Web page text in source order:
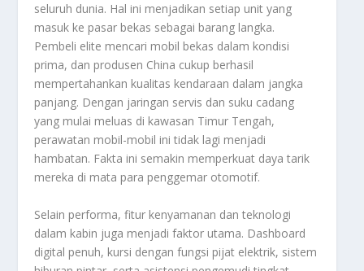
seluruh dunia. Hal ini menjadikan setiap unit yang
masuk ke pasar bekas sebagai barang langka.
Pembeli elite mencari mobil bekas dalam kondisi
prima, dan produsen China cukup berhasil
mempertahankan kualitas kendaraan dalam jangka
panjang. Dengan jaringan servis dan suku cadang
yang mulai meluas di kawasan Timur Tengah,
perawatan mobil-mobil ini tidak lagi menjadi
hambatan. Fakta ini semakin memperkuat daya tarik
mereka di mata para penggemar otomotif.
Selain performa, fitur kenyamanan dan teknologi
dalam kabin juga menjadi faktor utama. Dashboard
digital penuh, kursi dengan fungsi pijat elektrik, sistem